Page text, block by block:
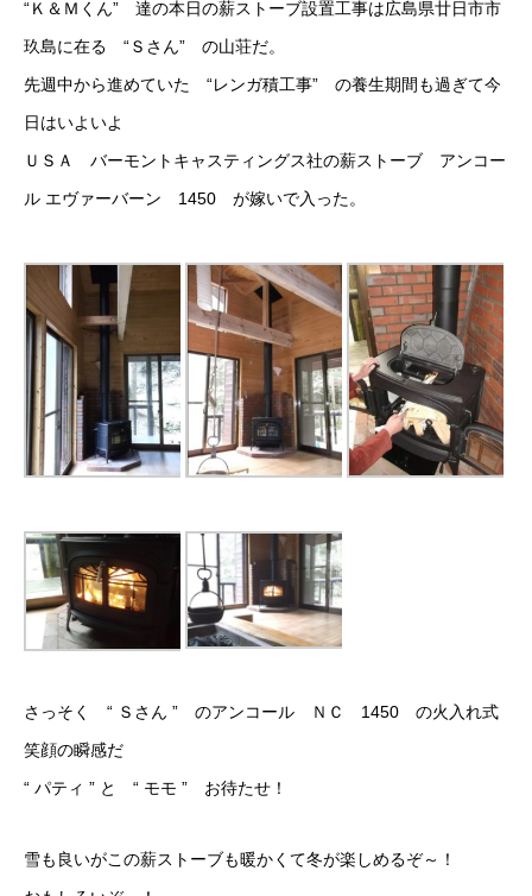
“Ｋ＆Ｍくん” 達の本日の薪ストーブ設置工事は広島県廿日市市
玖島に在る “Ｓさん” の山荘だ。
先週中から進めていた “レンガ積工事” の養生期間も過ぎて今
日はいよいよ
ＵＳＡ バーモントキャスティングス社の薪ストーブ アンコー
ル エヴァーバーン 1450 が嫁いで入った。
さっそく “ Ｓさん ” のアンコール ＮＣ 1450 の火入れ式
笑顔の瞬感だ
“ パティ ” と “ モモ ” お待たせ！
雪も良いがこの薪ストーブも暖かくて冬が楽しめるぞ～！